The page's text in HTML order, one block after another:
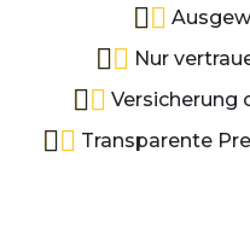
Nur
Versicherung
Transparente